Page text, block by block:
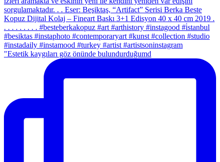
"Estetik kaygıları göz önünde bulundurduğumd